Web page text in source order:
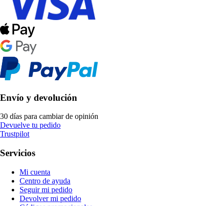
Envío y devolución
30 días para cambiar de opinión
Devuelve tu pedido
Trustpilot
Servicios
Mi cuenta
Centro de ayuda
Seguir mi pedido
Devolver mi pedido